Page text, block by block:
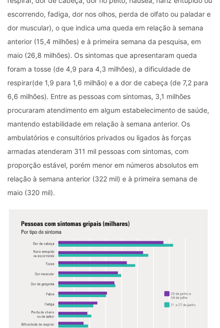
escorrendo, fadiga, dor nos olhos, perda de olfato ou paladar e
dor muscular), o que indica uma queda em relação à semana
anterior (15,4 milhões) e à primeira semana da pesquisa, em
maio (26,8 milhões). Os sintomas que apresentaram queda
foram a tosse (de 4,9 para 4,3 milhões), a dificuldade de
respirar(de 1,9 para 1,6 milhão) e a dor de cabeça (de 7,2 para
6,6 milhões). Entre as pessoas com sintomas, 3,1 milhões
procuraram atendimento em algum estabelecimento de saúde,
mantendo estabilidade em relação à semana anterior. Os
ambulatórios e consultórios privados ou ligados às forças
armadas atenderam 311 mil pessoas com sintomas, com
proporção estável, porém menor em números absolutos em
relação à semana anterior (322 mil) e à primeira semana de
maio (320 mil).